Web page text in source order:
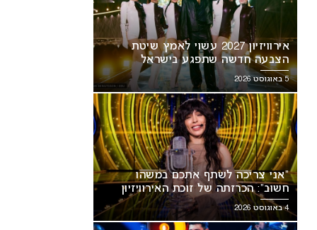
אירוויזיון 2027 עשוי לאמץ שיטת
הצבעה חדשה שתפגע בישראל
5 באוגוסט 2026
“אני צריכה לשתף אתכם במשהו
חשוב”: הכרזתה של זוכת האירוויזיון
מסעירה את הרשת
4 באוגוסט 2026